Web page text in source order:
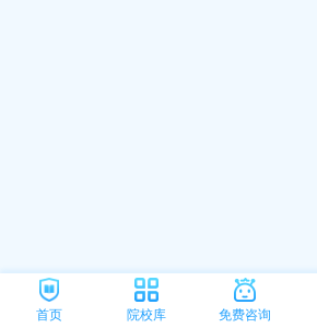
首页 院校库 免费咨询